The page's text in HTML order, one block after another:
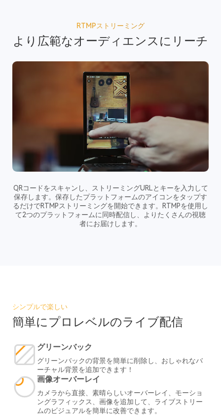
RTMPストリーミング
より広範なオーディエンスにリーチ
QRコードをスキャンし、ストリーミングURLとキーを入力して
保存します。保存したプラットフォームのアイコンをタップす
るだけでRTMPストリーミングを開始できます。RTMPを使用し
て2つのプラットフォームに同時配信し、よりたくさんの視聴
者にお届けします。
シンプルで楽しい
簡単にプロレベルのライブ配信
グリーンバック
グリーンバックの背景を簡単に削除し、おしゃれなバ
ーチャル背景を追加できます！
画像オーバーレイ
カメラから直接、素晴らしいオーバーレイ、モーショ
ングラフィックス、画像を追加して、ライブストリー
ムのビジュアルを簡単に改善できます。